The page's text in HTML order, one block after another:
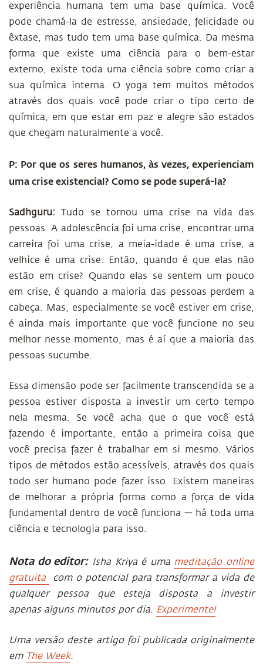
experiência humana tem uma base química. Você
pode chamá-la de estresse, ansiedade, felicidade ou
êxtase, mas tudo tem uma base química. Da mesma
forma que existe uma ciência para o bem-estar
externo, existe toda uma ciência sobre como criar a
sua química interna. O yoga tem muitos métodos
através dos quais você pode criar o tipo certo de
química, em que estar em paz e alegre são estados
que chegam naturalmente a você.
P: Por que os seres humanos, às vezes, experienciam
uma crise existencial? Como se pode superá-la?
Sadhguru: Tudo se tornou uma crise na vida das
pessoas. A adolescência foi uma crise, encontrar uma
carreira foi uma crise, a meia-idade é uma crise, a
velhice é uma crise. Então, quando é que elas não
estão em crise? Quando elas se sentem um pouco
em crise, é quando a maioria das pessoas perdem a
cabeça. Mas, especialmente se você estiver em crise,
é ainda mais importante que você funcione no seu
melhor nesse momento, mas é aí que a maioria das
pessoas sucumbe.
Essa dimensão pode ser facilmente transcendida se a
pessoa estiver disposta a investir um certo tempo
nela mesma. Se você acha que o que você está
fazendo é importante, então a primeira coisa que
você precisa fazer é trabalhar em si mesmo. Vários
tipos de métodos estão acessíveis, através dos quais
todo ser humano pode fazer isso. Existem maneiras
de melhorar a própria forma como a força de vida
fundamental dentro de você funciona — há toda uma
ciência e tecnologia para isso.
Nota do editor:Isha Kriya é uma meditação online
gratuita
com o potencial para transformar a vida de
qualquer pessoa que esteja disposta a investir
apenas alguns minutos por dia. Experimente!
Uma versão deste artigo foi publicada originalmente
em The Week.